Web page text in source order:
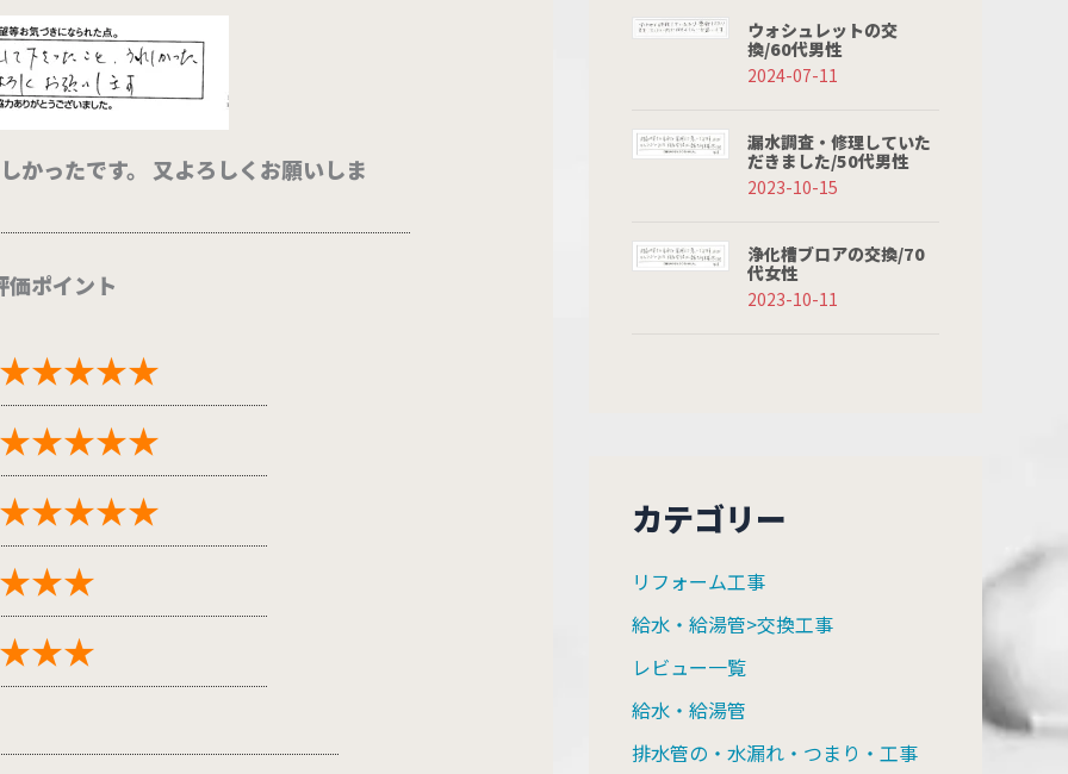
かったです。 又よろしくお願いしま
価ポイント
★★★★★
★★★★★
★★★★★
★★★
★★★
ウォシュレットの交
換/60代男性
2024-07-11
漏水調査・修理していた
だきました/50代男性
2023-10-15
浄化槽ブロアの交換/70
代女性
2023-10-11
カテゴリー
リフォーム工事
給水・給湯管>交換工事
レビュー一覧
給水・給湯管
排水管の・水漏れ・つまり・工事